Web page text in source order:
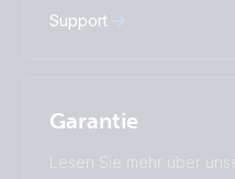
Support
Garantie
Lesen Sie mehr über